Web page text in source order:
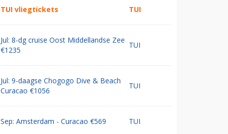
TUI vliegtickets TUI
Jul: 8-dg cruise Oost Middellandse Zee
€1235
TUI
Jul: 9-daagse Chogogo Dive & Beach
Curacao €1056
TUI
Sep: Amsterdam - Curacao €569 TUI